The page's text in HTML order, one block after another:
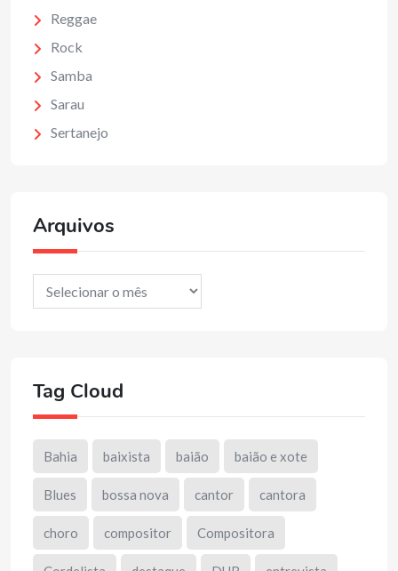
Reggae
Rock
Samba
Sarau
Sertanejo
Arquivos
Arquivos
Tag Cloud
Bahia baixista baião baião e xote
Blues bossa nova cantor cantora
choro compositor Compositora